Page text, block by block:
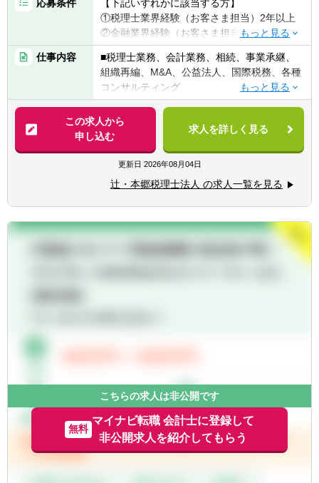
応募条件
【下記いずれかに該当する方】
①税理士業界経験（お客さま担当）2年以上
②金融業界経験（お客さま担当）3年以上
③社会人経験（業界等問わず）2年以上 か
つ 税理士科目1科目以上の取得者
④税理士
⑤公認会計士
※税務業務未経験会計士の方も歓迎いたしま
す！！
【求める人物像】
■税務・会計にとどまらず、総合的な観点か
ら経営コンサルティングに携りたい方
仕事内容
■税理士業務、会計業務、相続、事業承継、
組織再編、M&A、公益法人、国際税務、各種
コンサルティング
【法人全体の特色】
■業界トップレベルの規模でお客様に対して
サービス提供しています。
■チーム連携：税理士、公認会計士、中小企
業診断士など、税務・会計に関わる様々な分
野のエキスパートが集結し、案件によって
は、互いにチームを組んで業務を進めること
があります。
■広範囲な取扱業務
一般企業をはじめ、医療法人、公益法人、社
と幅広いお客様に対して、税務・会計サービ
この求人から
申し込む
求人を詳しく見る
更新日 2026年08月04日
辻・本郷税理士法人 の求人一覧を見る
こちらの求人は非公開です
無料
マイナビ転職 会計士に登録して
非公開求人を紹介してもらう